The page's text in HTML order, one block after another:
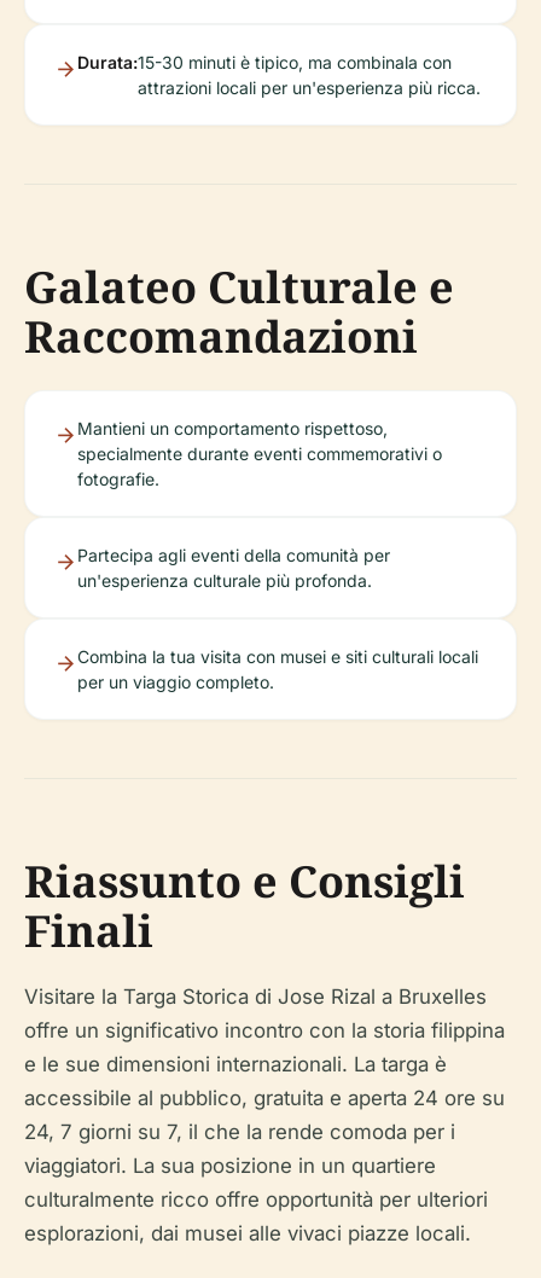
Durata:15-30 minuti è tipico, ma combinala con
attrazioni locali per un'esperienza più ricca.
Galateo Culturale e
Raccomandazioni
Mantieni un comportamento rispettoso,
specialmente durante eventi commemorativi o
fotografie.
Partecipa agli eventi della comunità per
un'esperienza culturale più profonda.
Combina la tua visita con musei e siti culturali locali
per un viaggio completo.
Riassunto e Consigli
Finali
Visitare la Targa Storica di Jose Rizal a Bruxelles
offre un significativo incontro con la storia filippina
e le sue dimensioni internazionali. La targa è
accessibile al pubblico, gratuita e aperta 24 ore su
24, 7 giorni su 7, il che la rende comoda per i
viaggiatori. La sua posizione in un quartiere
culturalmente ricco offre opportunità per ulteriori
esplorazioni, dai musei alle vivaci piazze locali.